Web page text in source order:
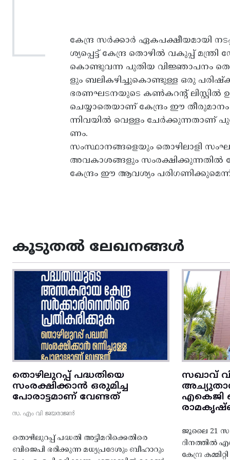
കേന്ദ്ര സർക്കാർ ഏകപക്ഷീയമായി
ശ്യപ്പെട്ട് കേന്ദ്ര തൊഴിൽ വകുപ്പ്
കൊണ്ടുവന്ന പുതിയ വിജ്ഞാപനം
ളും ബലികഴിച്ചുകൊണ്ടുള്ള ഒരു
ഭരണഘടനയുടെ കൺകറന്റ് ലിസ്റ്റിൽ
ചെയ്യാതെയാണ് കേന്ദ്രം ഈ
ന്നിവയിൽ വെള്ളം ചേർക്കുന്നതാണ്
ണം.
സംസ്ഥാനങ്ങളെയും തൊഴിലാളി
അവകാശങ്ങളും സംരക്ഷിക്കുന്നതിൽ
കേന്ദ്രം ഈ ആവശ്യം
കൂടുതൽ ലേഖനങ്ങൾ
തൊഴിലുറപ്പ് പദ്ധതിയെ
സംരക്ഷിക്കാൻ ഒരുമിച്ച
പോരാട്ടമാണ് വേണ്ടത്
സ. എം വി ജയരാജൻ
തൊഴിലുറപ്പ് പദ്ധതി അട്ടിമറിക്കെതിരെ
ബിജെപി ഭരിക്കുന്ന മധ്യപ്രദേശും ബീഹാറും
സഖാവ്
എകെജി
ജൂലൈ 21
ദിനത്തിൽ
കേന്ദ്ര